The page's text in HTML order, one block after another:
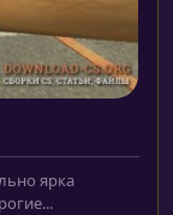
ярка